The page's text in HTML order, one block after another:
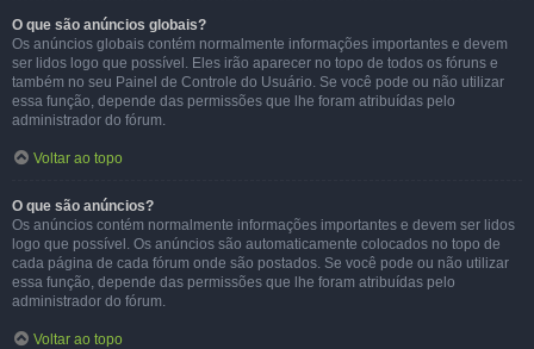
O que são anúncios globais?
Os anúncios globais contém normalmente informações importantes e devem
ser lidos logo que possível. Eles irão aparecer no topo de todos os fóruns e
também no seu Painel de Controle do Usuário. Se você pode ou não utilizar
essa função, depende das permissões que lhe foram atribuídas pelo
administrador do fórum.
Voltar ao topo
O que são anúncios?
Os anúncios contém normalmente informações importantes e devem ser lidos
logo que possível. Os anúncios são automaticamente colocados no topo de
cada página de cada fórum onde são postados. Se você pode ou não utilizar
essa função, depende das permissões que lhe foram atribuídas pelo
administrador do fórum.
Voltar ao topo